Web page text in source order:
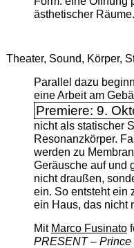
ästhetischer Räume.
Theater, Sound, Körper,
Parallel dazu
eine Arbeit am
Premiere: 9.
nicht als statischer
Resonanzkörper.
werden zu
Geräusche auf und
nicht draußen,
ein. So entsteht ein
ein Haus, das nicht
Mit Marco Fusinato
PRESENT –